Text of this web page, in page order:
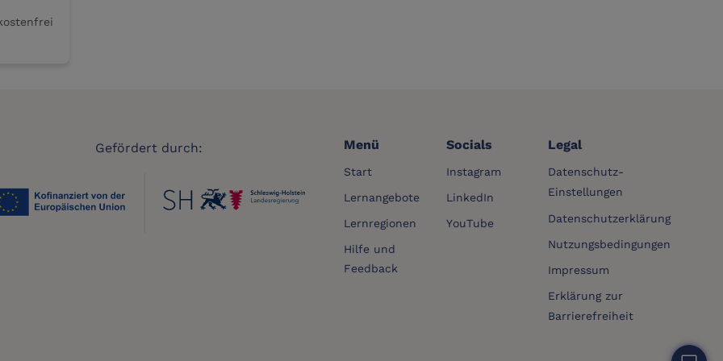
Gefördert durch: Menü
Start
Lernangebote
Lernregionen
Hilfe und
Feedback
Socials
Instagram
LinkedIn
YouTube
Legal
Datenschutz-
Einstellungen
Datenschutzerklärung
Nutzungsbedingungen
Impressum
Erklärung zur
Barrierefreiheit